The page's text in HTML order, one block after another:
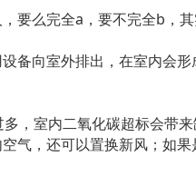
要么完全a，要不完全b，
备向室外排出，在室内会
，室内二氧化碳超标会带
气，还可以置换新风；如